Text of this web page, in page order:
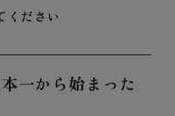
ください
一から始まった